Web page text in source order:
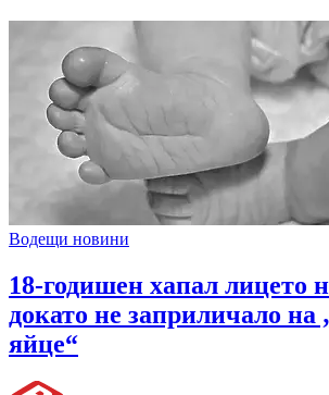
Водещи новини
18-годишен хапал лицето
докато не заприличало на
яйце“